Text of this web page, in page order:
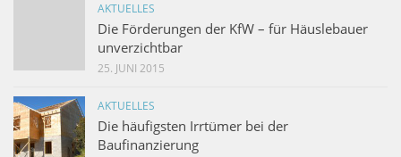
AKTUELLES
Die Förderungen der KfW – für Häuslebauer
unverzichtbar
25. JUNI 2015
AKTUELLES
Die häufigsten Irrtümer bei der
Baufinanzierung